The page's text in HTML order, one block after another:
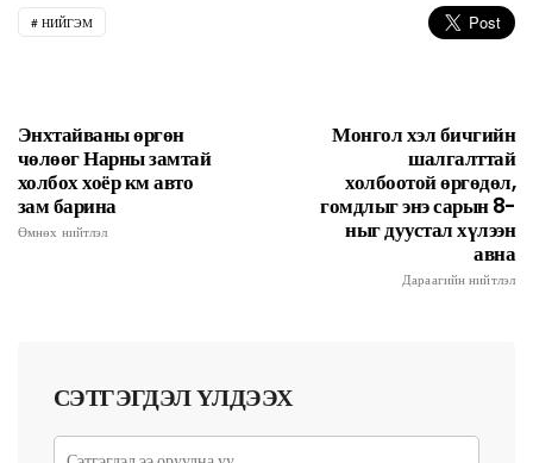
НИЙГЭМ
Энхтайваны өргөн
чөлөөг Нарны замтай
холбох хоёр км авто
зам барина
Өмнөх нийтлэл
Монгол хэл бичгийн
шалгалттай
холбоотой өргөдөл,
гомдлыг энэ сарын 8-
ныг дуустал хүлээн
авна
Дараагийн нийтлэл
СЭТГЭГДЭЛ ҮЛДЭЭХ